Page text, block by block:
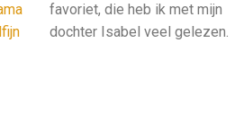
favoriet, die heb ik met mijn
dochter Isabel veel gelezen.